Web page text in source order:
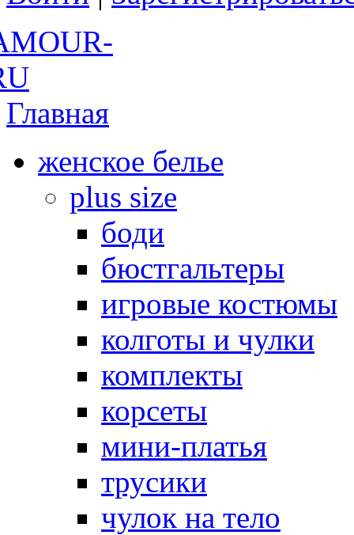
Главная
женское белье
plus size
боди
бюстгальтеры
игровые костюмы
колготы и чулки
комплекты
корсеты
мини-платья
трусики
чулок на тело